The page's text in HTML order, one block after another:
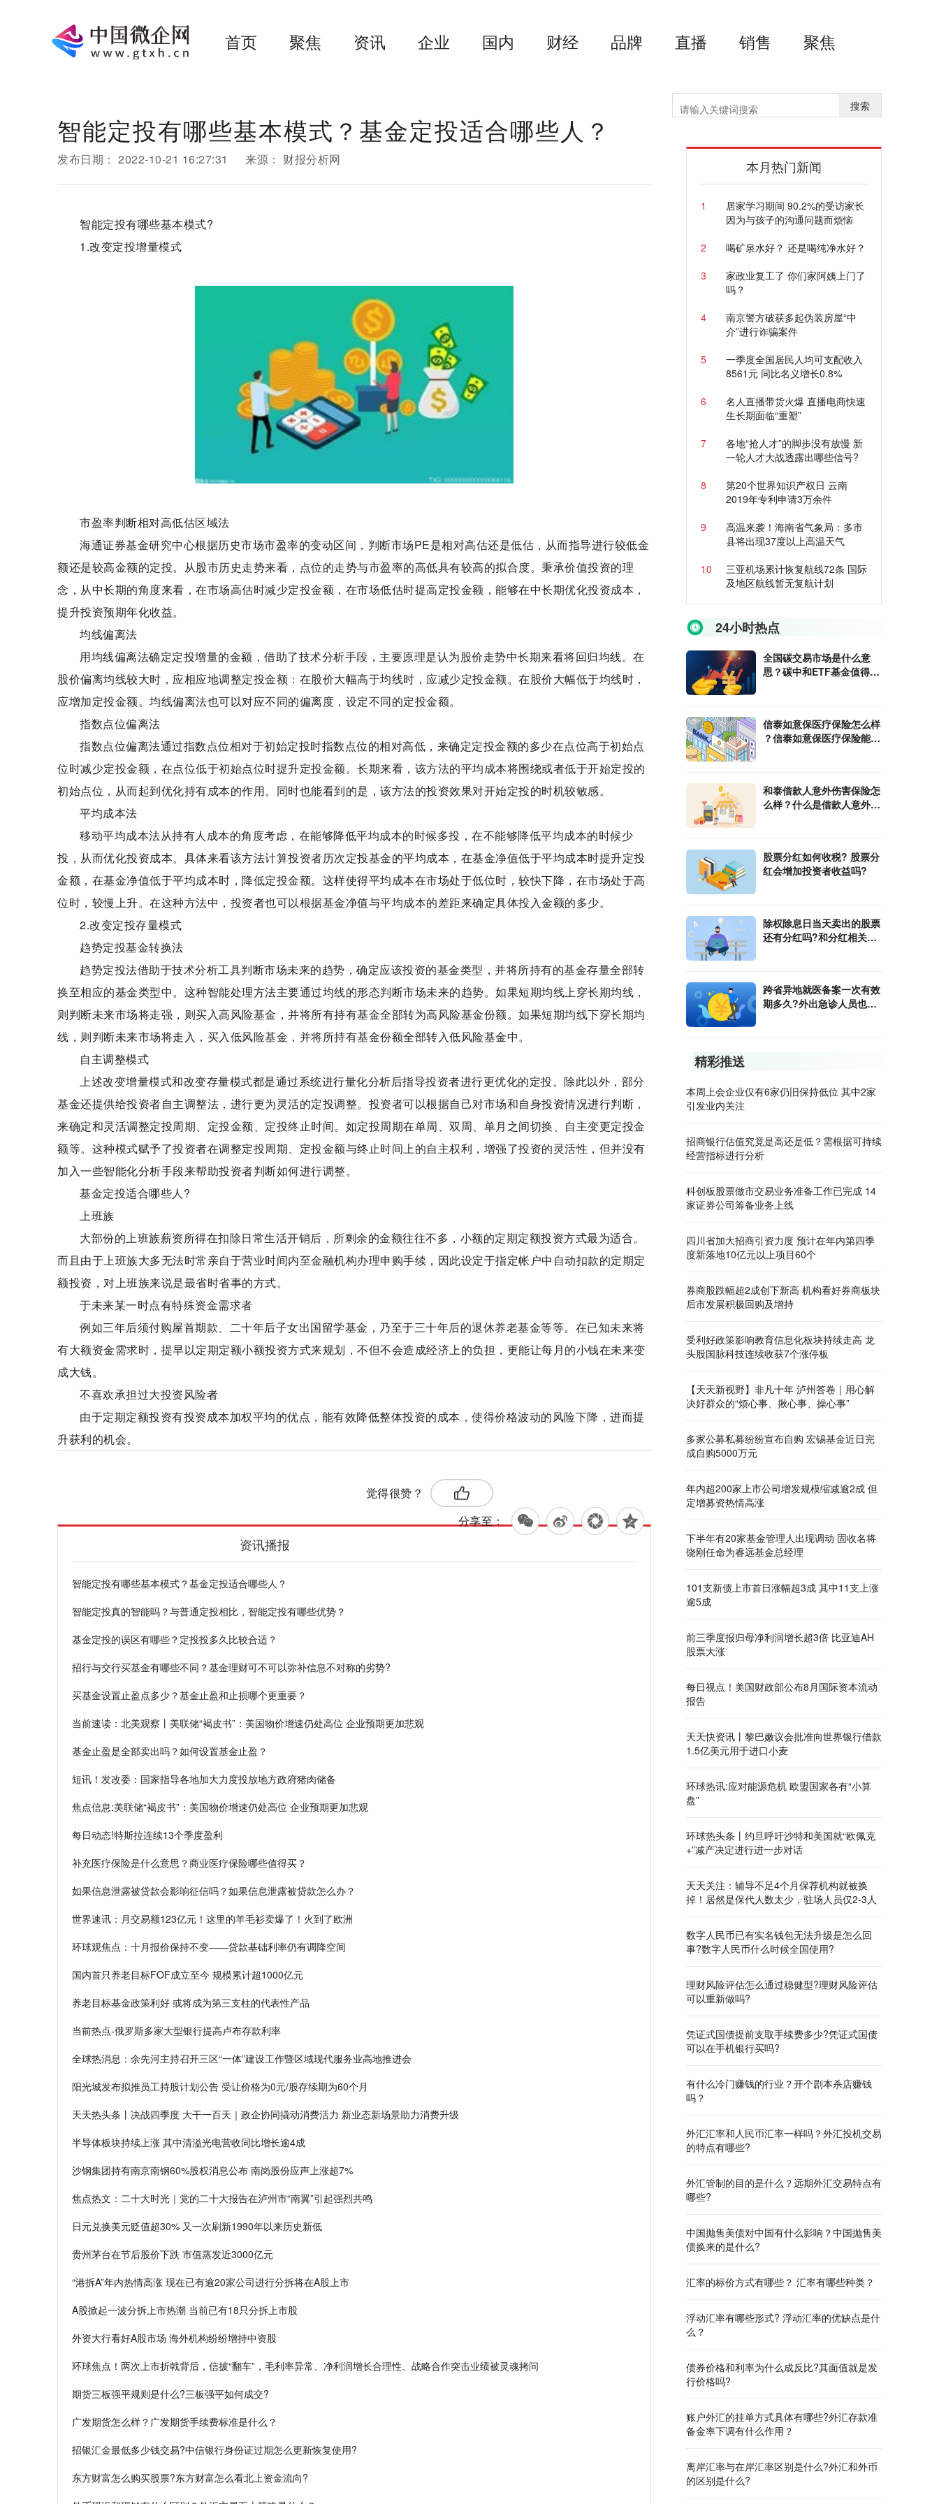
首页 聚焦 资讯 企业 国内 财经 品牌 直播 销售 聚焦
智能定投有哪些基本模式？基金定投适合哪些人？
发布日期： 2022-10-21 16:27:31 来源： 财报分析网
智能定投有哪些基本模式?
1.改变定投增量模式
市盈率判断相对高低估区域法
海通证券基金研究中心根据历史市场市盈率的变动区间，判断市场PE是相对高估还是低估，从而指导进行较低金
额还是较高金额的定投。从股市历史走势来看，点位的走势与市盈率的高低具有较高的拟合度。秉承价值投资的理
念，从中长期的角度来看，在市场高估时减少定投金额，在市场低估时提高定投金额，能够在中长期优化投资成本，
提升投资预期年化收益。
均线偏离法
用均线偏离法确定定投增量的金额，借助了技术分析手段，主要原理是认为股价走势中长期来看将回归均线。在
股价偏离均线较大时，应相应地调整定投金额：在股价大幅高于均线时，应减少定投金额。在股价大幅低于均线时，
应增加定投金额。均线偏离法也可以对应不同的偏离度，设定不同的定投金额。
指数点位偏离法
指数点位偏离法通过指数点位相对于初始定投时指数点位的相对高低，来确定定投金额的多少在点位高于初始点
位时减少定投金额，在点位低于初始点位时提升定投金额。长期来看，该方法的平均成本将围绕或者低于开始定投的
初始点位，从而起到优化持有成本的作用。同时也能看到的是，该方法的投资效果对开始定投的时机较敏感。
平均成本法
移动平均成本法从持有人成本的角度考虑，在能够降低平均成本的时候多投，在不能够降低平均成本的时候少
投，从而优化投资成本。具体来看该方法计算投资者历次定投基金的平均成本，在基金净值低于平均成本时提升定投
金额，在基金净值低于平均成本时，降低定投金额。这样使得平均成本在市场处于低位时，较快下降，在市场处于高
位时，较慢上升。在这种方法中，投资者也可以根据基金净值与平均成本的差距来确定具体投入金额的多少。
2.改变定投存量模式
趋势定投基金转换法
趋势定投法借助于技术分析工具判断市场未来的趋势，确定应该投资的基金类型，并将所持有的基金存量全部转
换至相应的基金类型中。这种智能处理方法主要通过均线的形态判断市场未来的趋势。如果短期均线上穿长期均线，
则判断未来市场将走强，则买入高风险基金，并将所有持有基金全部转为高风险基金份额。如果短期均线下穿长期均
线，则判断未来市场将走入，买入低风险基金，并将所持有基金份额全部转入低风险基金中。
自主调整模式
上述改变增量模式和改变存量模式都是通过系统进行量化分析后指导投资者进行更优化的定投。除此以外，部分
基金还提供给投资者自主调整法，进行更为灵活的定投调整。投资者可以根据自己对市场和自身投资情况进行判断，
来确定和灵活调整定投周期、定投金额、定投终止时间。如定投周期在单周、双周、单月之间切换、自主变更定投金
额等。这种模式赋予了投资者在调整定投周期、定投金额与终止时间上的自主权利，增强了投资的灵活性，但并没有
加入一些智能化分析手段来帮助投资者判断如何进行调整。
基金定投适合哪些人?
上班族
大部份的上班族薪资所得在扣除日常生活开销后，所剩余的金额往往不多，小额的定期定额投资方式最为适合。
而且由于上班族大多无法时常亲自于营业时间内至金融机构办理申购手续，因此设定于指定帐户中自动扣款的定期定
额投资，对上班族来说是最省时省事的方式。
于未来某一时点有特殊资金需求者
例如三年后须付购屋首期款、二十年后子女出国留学基金，乃至于三十年后的退休养老基金等等。在已知未来将
有大额资金需求时，提早以定期定额小额投资方式来规划，不但不会造成经济上的负担，更能让每月的小钱在未来变
成大钱。
不喜欢承担过大投资风险者
由于定期定额投资有投资成本加权平均的优点，能有效降低整体投资的成本，使得价格波动的风险下降，进而提
升获利的机会。
觉得很赞？
分享至：
资讯播报
智能定投有哪些基本模式？基金定投适合哪些人？
智能定投真的智能吗？与普通定投相比，智能定投有哪些优势？
基金定投的误区有哪些？定投投多久比较合适？
招行与交行买基金有哪些不同？基金理财可不可以弥补信息不对称的劣势?
买基金设置止盈点多少？基金止盈和止损哪个更重要？
当前速读：北美观察丨美联储“褐皮书”：美国物价增速仍处高位 企业预期更加悲观
基金止盈是全部卖出吗？如何设置基金止盈？
短讯！发改委：国家指导各地加大力度投放地方政府猪肉储备
焦点信息:美联储“褐皮书”：美国物价增速仍处高位 企业预期更加悲观
每日动态!特斯拉连续13个季度盈利
补充医疗保险是什么意思？商业医疗保险哪些值得买？
如果信息泄露被贷款会影响征信吗？如果信息泄露被贷款怎么办？
世界速讯：月交易额123亿元！这里的羊毛衫卖爆了！火到了欧洲
环球观焦点：十月报价保持不变——贷款基础利率仍有调降空间
国内首只养老目标FOF成立至今 规模累计超1000亿元
养老目标基金政策利好 或将成为第三支柱的代表性产品
当前热点-俄罗斯多家大型银行提高卢布存款利率
全球热消息：余先河主持召开三区“一体”建设工作暨区域现代服务业高地推进会
阳光城发布拟推员工持股计划公告 受让价格为0元/股存续期为60个月
天天热头条丨决战四季度 大干一百天｜政企协同撬动消费活力 新业态新场景助力消费升级
半导体板块持续上涨 其中清溢光电营收同比增长逾4成
沙钢集团持有南京南钢60%股权消息公布 南岗股份应声上涨超7%
焦点热文：二十大时光｜党的二十大报告在泸州市“南翼”引起强烈共鸣
日元兑换美元贬值超30% 又一次刷新1990年以来历史新低
贵州茅台在节后股价下跌 市值蒸发近3000亿元
“港拆A”年内热情高涨 现在已有逾20家公司进行分拆将在A股上市
A股掀起一波分拆上市热潮 当前已有18只分拆上市股
外资大行看好A股市场 海外机构纷纷增持中资股
环球焦点！两次上市折戟背后，信披“翻车”，毛利率异常、净利润增长合理性、战略合作突击业绩被灵魂拷问
期货三板强平规则是什么?三板强平如何成交?
广发期货怎么样？广发期货手续费标准是什么？
招银汇金最低多少钱交易?中信银行身份证过期怎么更新恢复使用?
东方财富怎么购买股票?东方财富怎么看北上资金流向?
搜索
本月热门新闻
1
居家学习期间 90.2%的受访家长
因为与孩子的沟通问题而烦恼
2
喝矿泉水好？ 还是喝纯净水好？
3
家政业复工了 你们家阿姨上门了
吗？
4
南京警方破获多起伪装房屋“中
介”进行诈骗案件
5
一季度全国居民人均可支配收入
8561元 同比名义增长0.8%
6
名人直播带货火爆 直播电商快速
生长期面临“重塑”
7
各地“抢人才”的脚步没有放慢 新
一轮人才大战透露出哪些信号?
8
第20个世界知识产权日 云南
2019年专利申请3万余件
9
高温来袭！海南省气象局：多市
县将出现37度以上高温天气
10
三亚机场累计恢复航线72条 国际
及地区航线暂无复航计划
24小时热点
全国碳交易市场是什么意
思？碳中和ETF基金值得入
信泰如意保医疗保险怎么样
？信泰如意保医疗保险能报
和泰借款人意外伤害保险怎
么样？什么是借款人意外伤
股票分红如何收税? 股票分
红会增加投资者收益吗?
除权除息日当天卖出的股票
还有分红吗?和分红相关的
跨省异地就医备案一次有效
期多久?外出急诊人员也需
精彩推送
本周上会企业仅有6家仍旧保持低位 其中2家
引发业内关注
招商银行估值究竟是高还是低？需根据可持续
经营指标进行分析
科创板股票做市交易业务准备工作已完成 14
家证券公司筹备业务上线
四川省加大招商引资力度 预计在年内第四季
度新落地10亿元以上项目60个
券商股跌幅超2成创下新高 机构看好券商板块
后市发展积极回购及增持
受利好政策影响教育信息化板块持续走高 龙
头股国脉科技连续收获7个涨停板
【天天新视野】非凡十年 泸州答卷｜用心解
决好群众的“烦心事、揪心事、操心事”
多家公募私募纷纷宣布自购 宏锡基金近日完
成自购5000万元
年内超200家上市公司增发规模缩减逾2成 但
定增募资热情高涨
下半年有20家基金管理人出现调动 固收名将
饶刚任命为睿远基金总经理
101支新债上市首日涨幅超3成 其中11支上涨
逾5成
前三季度报归母净利润增长超3倍 比亚迪AH
股票大涨
每日视点！美国财政部公布8月国际资本流动
报告
天天快资讯丨黎巴嫩议会批准向世界银行借款
1.5亿美元用于进口小麦
环球热讯:应对能源危机 欧盟国家各有“小算
盘”
环球热头条丨约旦呼吁沙特和美国就“欧佩克
+”减产决定进行进一步对话
天天关注：辅导不足4个月保荐机构就被换
掉！居然是保代人数太少，驻场人员仅2-3人
数字人民币已有实名钱包无法升级是怎么回
事?数字人民币什么时候全国使用?
理财风险评估怎么通过稳健型?理财风险评估
可以重新做吗?
凭证式国债提前支取手续费多少?凭证式国债
可以在手机银行买吗?
有什么冷门赚钱的行业？开个剧本杀店赚钱
吗？
外汇汇率和人民币汇率一样吗？外汇投机交易
的特点有哪些?
外汇管制的目的是什么？远期外汇交易特点有
哪些?
中国抛售美债对中国有什么影响？中国抛售美
债换来的是什么?
汇率的标价方式有哪些？ 汇率有哪些种类？
浮动汇率有哪些形式? 浮动汇率的优缺点是什
么？
债券价格和利率为什么成反比?其面值就是发
行价格吗?
账户外汇的挂单方式具体有哪些?外汇存款准
备金率下调有什么作用？
离岸汇率与在岸汇率区别是什么?外汇和外币
的区别是什么?